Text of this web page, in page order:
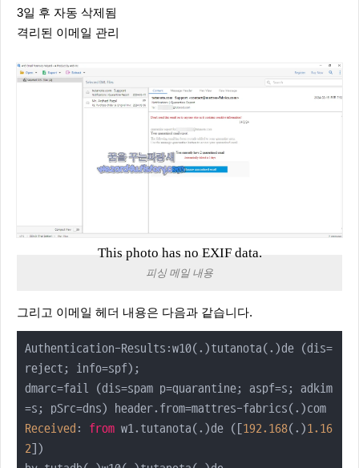
3일 후 자동 삭제됨
격리된 이메일 관리
This photo has no EXIF data.
피싱 메일 내용
그리고 이메일 헤더 내용은 다음과 같습니다.
Authentication-Results:w10(.)tutanota(.)de (dis=
reject; info=spf);
dmarc=fail (dis=spam p=quarantine; aspf=s; adkim
Received : from w1.tutanota(.)de ([192.168(.)1.16
2])